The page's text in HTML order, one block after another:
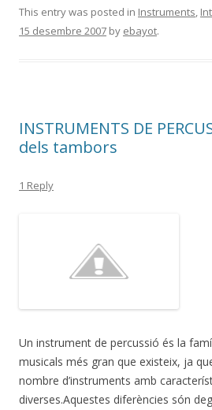
e
b
k
itt
er
m
p
ix
This entry was posted in Instruments,
15 desembre 2007 by ebayot.
INSTRUMENTS DE
dels tambors
1 Reply
Un instrument de percussió és la
musicals més gran que existeix, ja
nombre d’instruments amb
diverses.Aquestes diferències són